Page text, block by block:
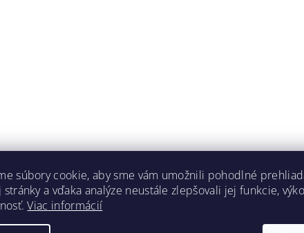
súbory cookie, aby sme vám umožnili pohodlné
a vďaka analýze neustále zlepšovali jej funkcie,
Viac informácií